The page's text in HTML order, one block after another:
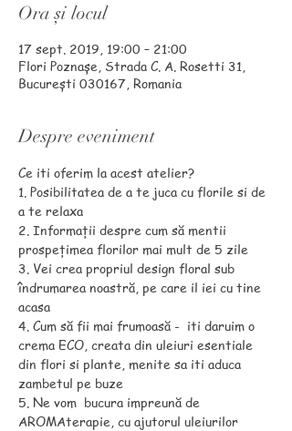
Ora și locul
17 sept. 2019, 19:00 – 21:00
Flori Poznașe, Strada C. A. Rosetti 31,
București 030167, Romania
Despre eveniment
1. Posibilitatea de a te juca cu florile si de
2. Informații despre cum să mentii
3. Vei crea propriul design floral sub
îndrumarea noastră, pe care il iei cu tine
4. Cum să fii mai frumoasă -  iti daruim o
crema ECO, creata din uleiuri esentiale
din flori si plante, menite sa iti aduca
5. Ne vom  bucura impreună de
AROMAterapie, cu ajutorul uleiurilor